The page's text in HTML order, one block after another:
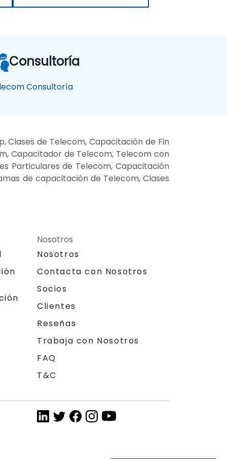
Consultoría
Consultoría
Clases de Telecom, Capacitación de Fin
Capacitador de Telecom, Telecom con
Particulares de Telecom, Capacitación
de capacitación de Telecom, Clases
Nosotros
Nosotros
Contacta con Nosotros
Socios
Clientes
Reseñas
Trabaja con Nosotros
FAQ
T&C